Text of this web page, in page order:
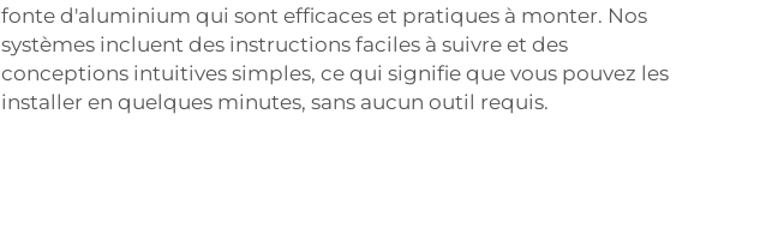
fonte d'aluminium qui sont efficaces et pratiques à monter. Nos
systèmes incluent des instructions faciles à suivre et des
conceptions intuitives simples, ce qui signifie que vous pouvez les
installer en quelques minutes, sans aucun outil requis.